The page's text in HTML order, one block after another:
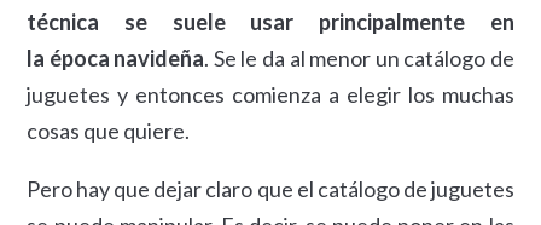
técnica se suele usar principalmente en
la época navideña. Se le da al menor un catálogo de
juguetes y entonces comienza a elegir los muchas
cosas que quiere.
Pero hay que dejar claro que el catálogo de juguetes